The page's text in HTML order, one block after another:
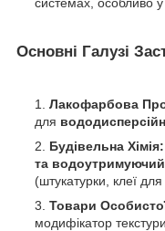
системах, особливо
Основні Галузі
Лакофарбова
для
Будівельна Хімія:
та водоутримуючий
(штукатурки, клеї для
Товари Особистої
модифікатор